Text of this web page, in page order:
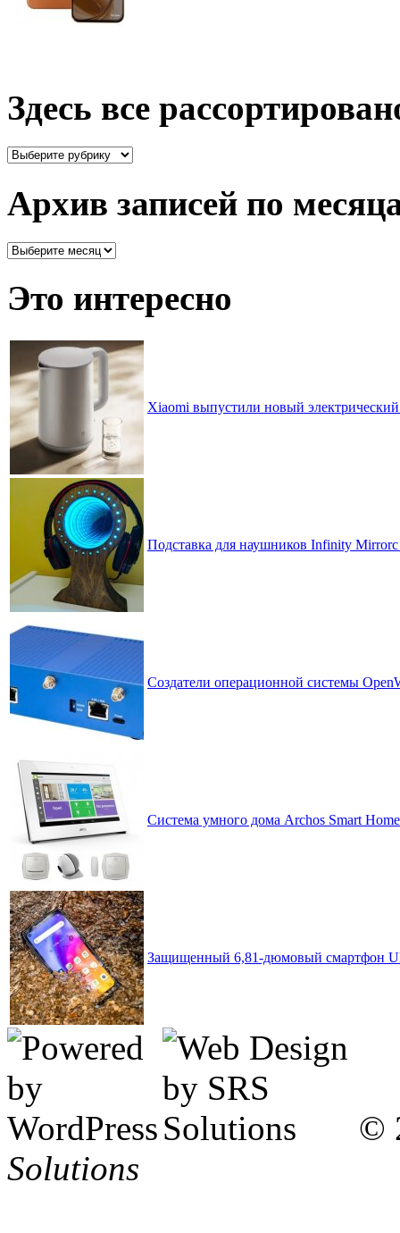
Здесь все
Здесь
Архив записей по
Архив
месяцам
Это интересно
Xiaomi выпустили новый
Подставка для наушников Infinity Mirrorс
Создатели операционной системы
Система умного дома Archos Smart
Защищенный 6,81-дюмовый смартфон
©
Solutions